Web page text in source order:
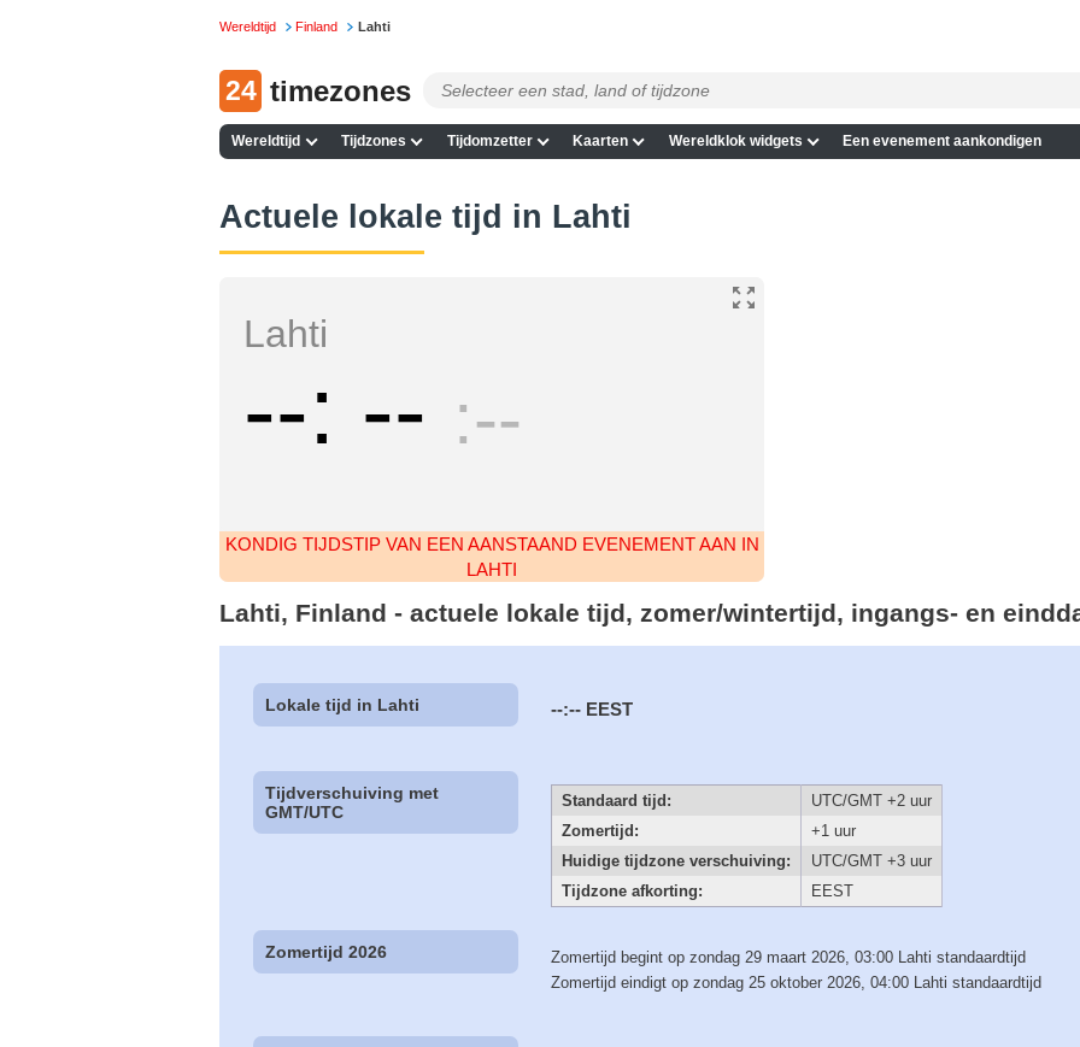
Wereldtijd Finland Lahti
24 timezones
Wereldtijd Tijdzones Tijdomzetter Kaarten Wereldklok widgets Een evenement aankondigen
Actuele lokale tijd in Lahti
Lahti
-- -- --
KONDIG TIJDSTIP VAN EEN AANSTAAND EVENEMENT AAN IN
LAHTI
Lahti, Finland - actuele lokale tijd, zomer/wintertijd, ingangs- en
Lokale tijd in Lahti --:-- EEST
Tijdverschuiving met
GMT/UTC
Standaard tijd:
UTC/GMT +2 uur
Zomertijd:
+1 uur
Huidige tijdzone verschuiving:
UTC/GMT +3 uur
Tijdzone afkorting:
EEST
Zomertijd 2026
Zomertijd begint op zondag 29 maart 2026, 03:00 Lahti standaardtijd
Zomertijd eindigt op zondag 25 oktober 2026, 04:00 Lahti standaardtijd